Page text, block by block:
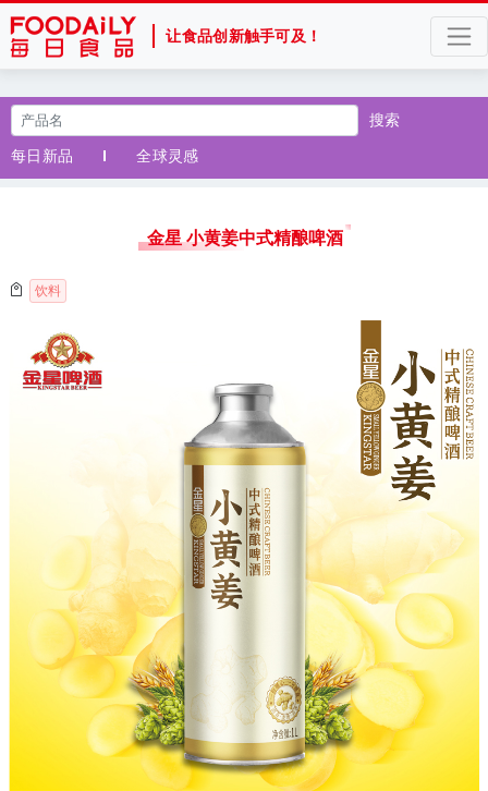
让食品创新触手可及！
搜索
每日新品
全球灵感
金星 小黄姜中式精酿啤酒
饮料